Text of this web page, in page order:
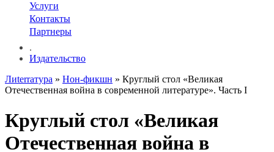
Услуги
Контакты
Партнеры
.
Издательство
Лиterraтура » Нон-фикшн » Круглый стол «Великая
Отечественная война в современной литературе». Часть I
Круглый стол «Великая
Отечественная война в